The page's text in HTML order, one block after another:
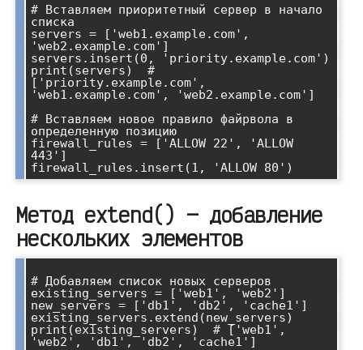
# Вставляем приоритетный сервер в начало
списка
servers = ['web1.example.com',
'web2.example.com']
servers.insert(0, 'priority.example.com')
print(servers)  #
['priority.example.com',
'web1.example.com', 'web2.example.com']
# Вставляем новое правило файрвола в
определенную позицию
firewall_rules = ['ALLOW 22', 'ALLOW
443']
Метод extend() — добавление
нескольких элементов
# Добавляем список новых серверов
existing_servers = ['web1', 'web2']
new_servers = ['db1', 'db2', 'cache1']
existing_servers.extend(new_servers)
print(existing_servers)  # ['web1',
'web2', 'db1', 'db2', 'cache1']